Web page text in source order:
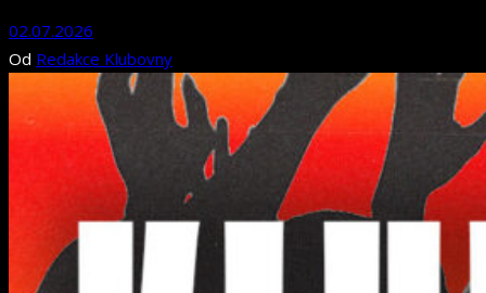
02.07.2026
Od Redakce Klubovny